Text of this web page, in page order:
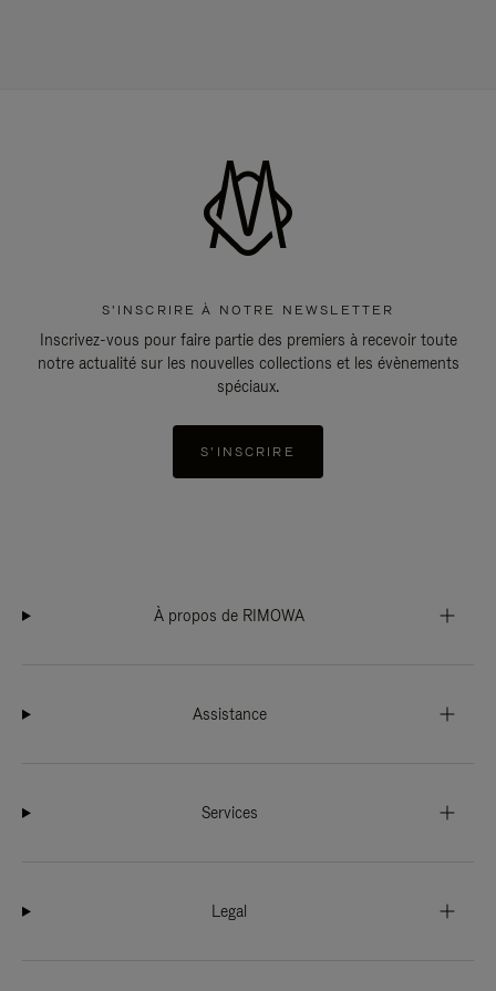
S'INSCRIRE À NOTRE NEWSLETTER
Inscrivez-vous pour faire partie des premiers à recevoir toute
notre actualité sur les nouvelles collections et les évènements
spéciaux.
S'INSCRIRE
À propos de RIMOWA
Assistance
Services
Legal